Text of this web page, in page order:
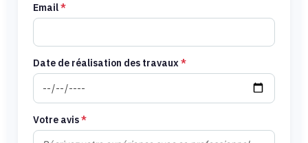
Email*
Date de réalisation des travaux *
Votre avis*